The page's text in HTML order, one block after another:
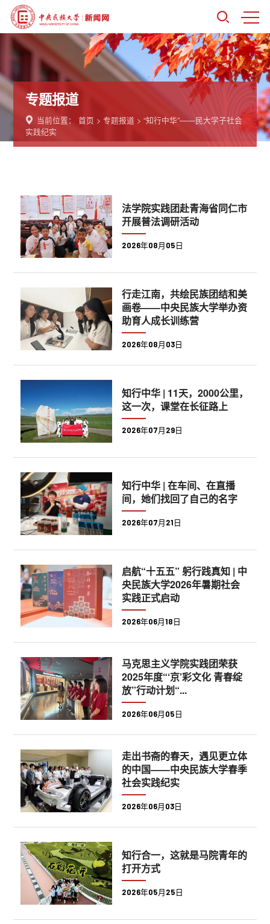
专题报道
当前位置：首页 >专题报道 >“知行中华”——民大学子社会
实践纪实
法学院实践团赴青海省同仁市
开展普法调研活动
2026年08月05日
行走江南，共绘民族团结和美
画卷——中央民族大学举办资
助育人成长训练营
2026年08月03日
知行中华 | 11天，2000公里，
这一次，课堂在长征路上
2026年07月29日
知行中华 | 在车间、在直播
间，她们找回了自己的名字
2026年07月21日
启航“十五五” 躬行践真知 | 中
央民族大学2026年暑期社会
实践正式启动
2026年06月18日
马克思主义学院实践团荣获
2025年度“‘京’彩文化 青春绽
放”行动计划“...
2026年06月05日
走出书斋的春天，遇见更立体
的中国——中央民族大学春季
社会实践纪实
2026年06月03日
知行合一，这就是马院青年的
打开方式
2026年05月25日